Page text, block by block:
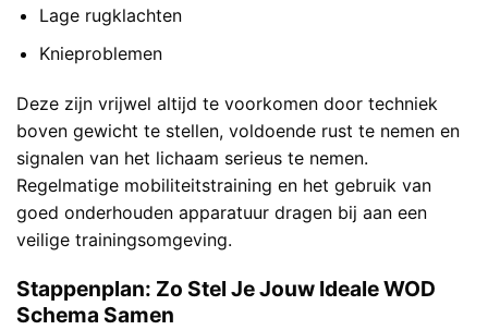
Lage rugklachten
Knieproblemen
Deze zijn vrijwel altijd te voorkomen door techniek
boven gewicht te stellen, voldoende rust te nemen en
signalen van het lichaam serieus te nemen.
Regelmatige mobiliteitstraining en het gebruik van
goed onderhouden apparatuur dragen bij aan een
veilige trainingsomgeving.
Stappenplan: Zo Stel Je Jouw Ideale WOD
Schema Samen